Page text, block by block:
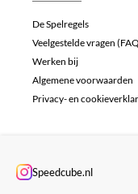
De Spelregels
Veelgestelde vragen
Werken bij
Algemene voorwaarden
Privacy- en
Speedcube.nl